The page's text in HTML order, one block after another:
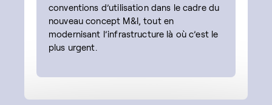
conventions d’utilisation dans le cadre du
nouveau concept M&I, tout en
modernisant l’infrastructure là où c’est le
plus urgent.